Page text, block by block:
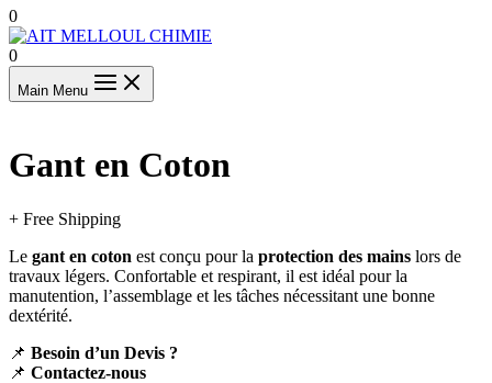
0
0
Main Menu
Gant en Coton
+ Free Shipping
Le gant en coton est conçu pour la protection des mains lors de
travaux légers. Confortable et respirant, il est idéal pour la
manutention, l’assemblage et les tâches nécessitant une bonne
dextérité.
📌 Besoin d’un Devis ?
📌 Contactez-nous